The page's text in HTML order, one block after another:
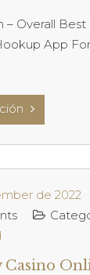
– Overall
App
de 2022
Casino